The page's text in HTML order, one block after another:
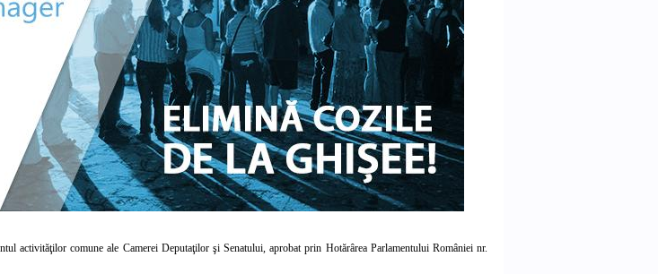
activităţilor comune ale Camerei Deputaţilor şi Senatului, aprobat prin Hotărârea Parlamentului României nr.